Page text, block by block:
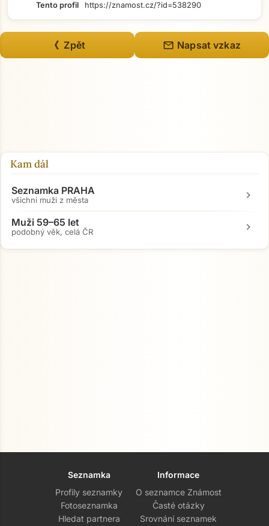
Tento profil
https://znamost.cz/?id=538290
《 Zpět mail Napsat vzkaz
Kam dál
Seznamka PRAHA
všichni muži z města chevron_right
Muži 59–65 let
podobný věk, celá ČR chevron_right
Seznamka
Profily seznamky
Fotoseznamka
Hledat partnera
Informace
O seznamce Známost
Časté otázky
Srovnání seznamek